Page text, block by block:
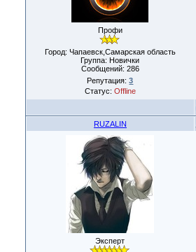
Профи
Город: Чапаевск,Самарская область
Группа: Новички
Сообщений: 286
Репутация:3
Статус: Offline
RUZALIN
Эксперт